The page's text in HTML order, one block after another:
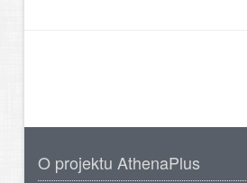
O projektu AthenaPlus